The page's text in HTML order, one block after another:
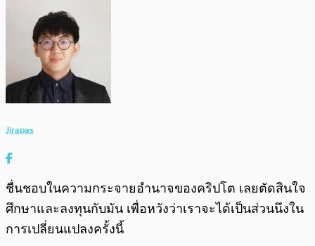
Jirapas
ชื่นชอบในความกระจายอำนาจของคริปโต เลยตัดสินใจ
ศึกษาและลงทุนกับมัน เพื่อหวังว่าเราจะได้เป็นส่วนนึงใน
การเปลี่ยนแปลงครั้งนี้